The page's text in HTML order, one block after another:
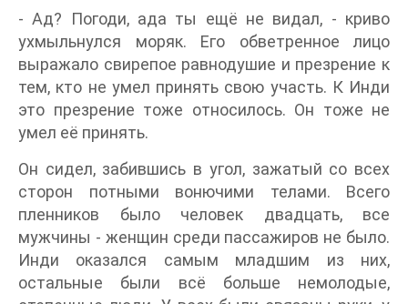
- Ад? Погоди, ада ты ещё не видал, - криво
ухмыльнулся моряк. Его обветренное лицо
выражало свирепое равнодушие и презрение к
тем, кто не умел принять свою участь. К Инди
это презрение тоже относилось. Он тоже не
умел её принять.
Он сидел, забившись в угол, зажатый со всех
сторон потными вонючими телами. Всего
пленников было человек двадцать, все
мужчины - женщин среди пассажиров не было.
Инди оказался самым младшим из них,
остальные были всё больше немолодые,